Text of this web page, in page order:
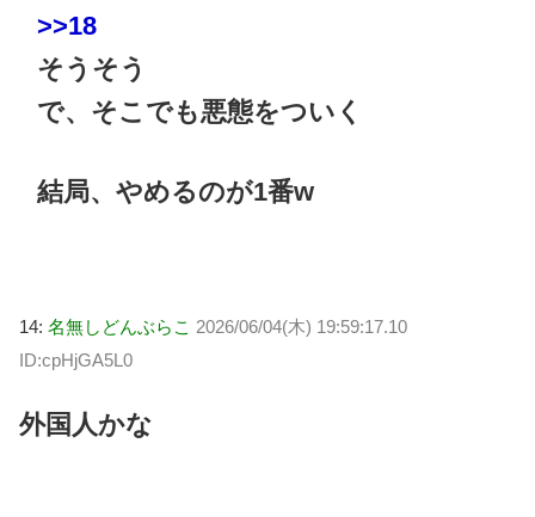
>>18
そうそう
で、そこでも悪態をついく
結局、やめるのが1番w
14: 名無しどんぶらこ 2026/06/04(木) 19:59:17.10
ID:cpHjGA5L0
外国人かな